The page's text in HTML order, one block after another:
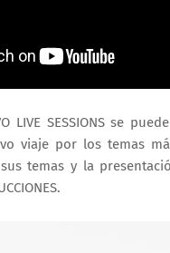
LIVE SESSIONS se
viaje por los temas
temas y la